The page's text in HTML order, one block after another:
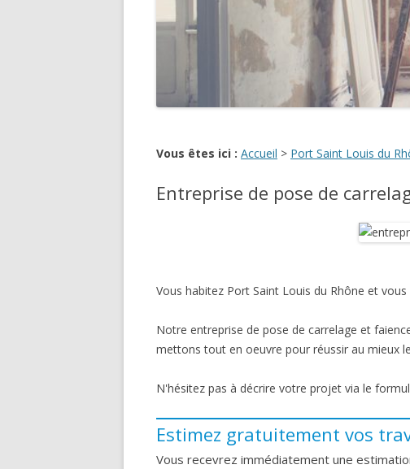
Vous êtes ici : Accueil > Port Saint Louis du
Entreprise de pose de
Vous habitez Port Saint Louis du Rhône et
Notre entreprise de pose de carrelage et
mettons tout en oeuvre pour réussir au mieux
N'hésitez pas à décrire votre projet via le
Estimez gratuitement vos
Vous recevrez immédiatement une